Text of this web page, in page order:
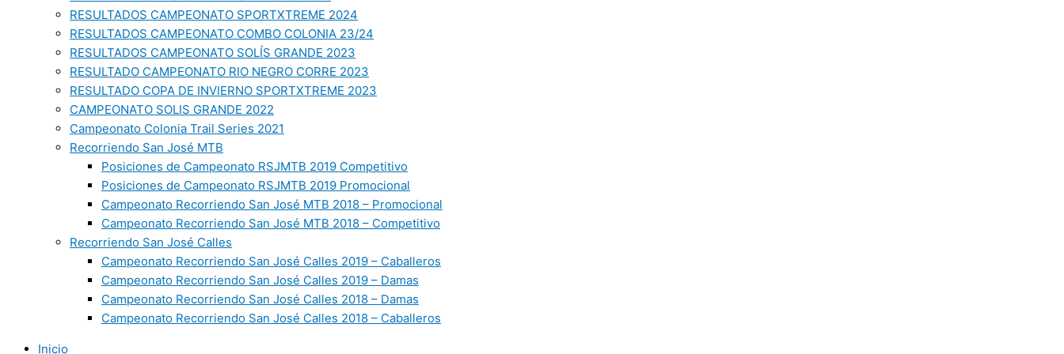
RESULTADOS CAMPEONATO SPORTXTREME 2024
RESULTADOS CAMPEONATO COMBO COLONIA 23/24
RESULTADOS CAMPEONATO SOLÍS GRANDE 2023
RESULTADO CAMPEONATO RIO NEGRO CORRE 2023
RESULTADO COPA DE INVIERNO SPORTXTREME 2023
CAMPEONATO SOLIS GRANDE 2022
Campeonato Colonia Trail Series 2021
Recorriendo San José MTB
Posiciones de Campeonato RSJMTB 2019 Competitivo
Posiciones de Campeonato RSJMTB 2019 Promocional
Campeonato Recorriendo San José MTB 2018 – Promocional
Campeonato Recorriendo San José MTB 2018 – Competitivo
Recorriendo San José Calles
Campeonato Recorriendo San José Calles 2019 – Caballeros
Campeonato Recorriendo San José Calles 2019 – Damas
Campeonato Recorriendo San José Calles 2018 – Damas
Campeonato Recorriendo San José Calles 2018 – Caballeros
Inicio